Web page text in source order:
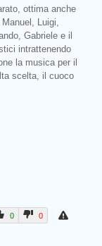
ottima anche
Luigi,
Gabriele e il
intrattenendo
la musica per il
scelta, il cuoco
0 0